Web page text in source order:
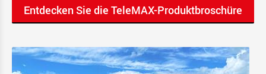
Entdecken Sie die TeleMAX-Produktbroschüre